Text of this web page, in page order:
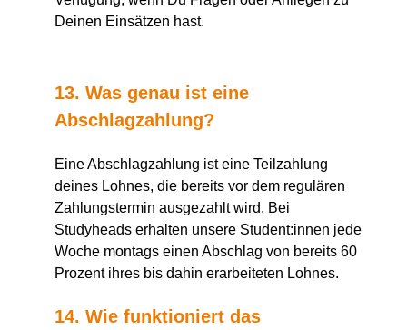
Deinen Einsätzen hast.
13. Was genau ist eine
Abschlagzahlung?
Eine Abschlagzahlung ist eine Teilzahlung
deines Lohnes, die bereits vor dem regulären
Zahlungstermin ausgezahlt wird. Bei
Studyheads erhalten unsere Student:innen jede
Woche montags einen Abschlag von bereits 60
Prozent ihres bis dahin erarbeiteten Lohnes.
14. Wie funktioniert das